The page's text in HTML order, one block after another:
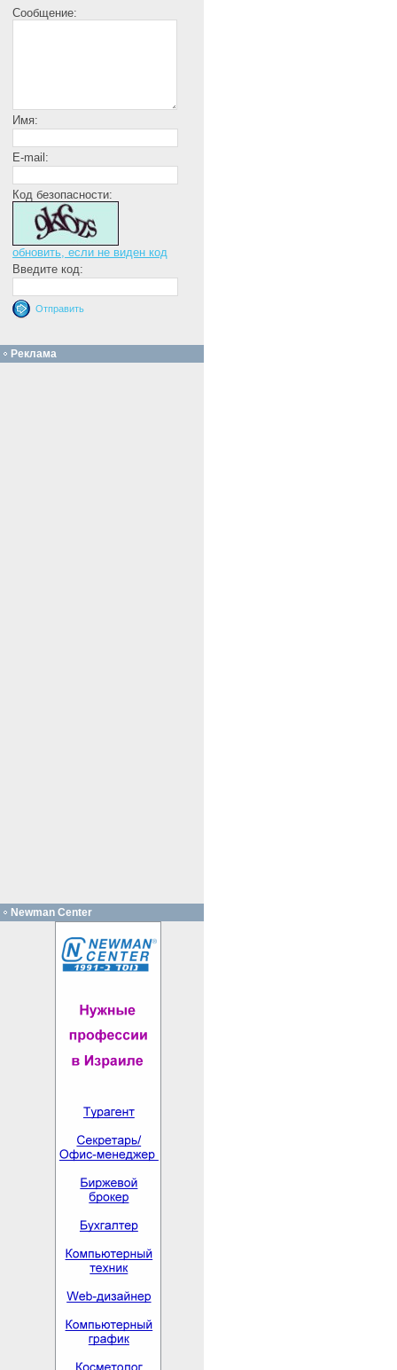
Сообщение:
Имя:
E-mail:
Код безопасности:
обновить, если не виден код
Введите код:
Реклама
Newman Center